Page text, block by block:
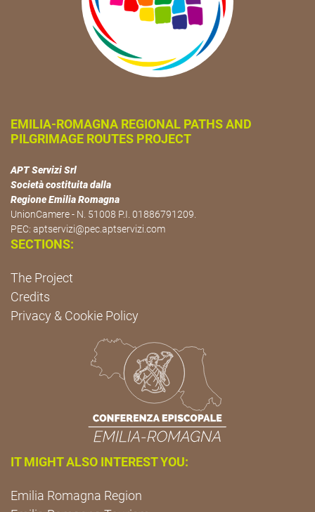
EMILIA-ROMAGNA REGIONAL PATHS AND
PILGRIMAGE ROUTES PROJECT
APT Servizi Srl
Società costituita dalla
Regione Emilia Romagna
UnionCamere - N. 51008 P.I. 01886791209.
PEC: aptservizi@pec.aptservizi.com
SECTIONS:
The Project
Credits
Privacy & Cookie Policy
IT MIGHT ALSO INTEREST YOU:
Emilia Romagna Region